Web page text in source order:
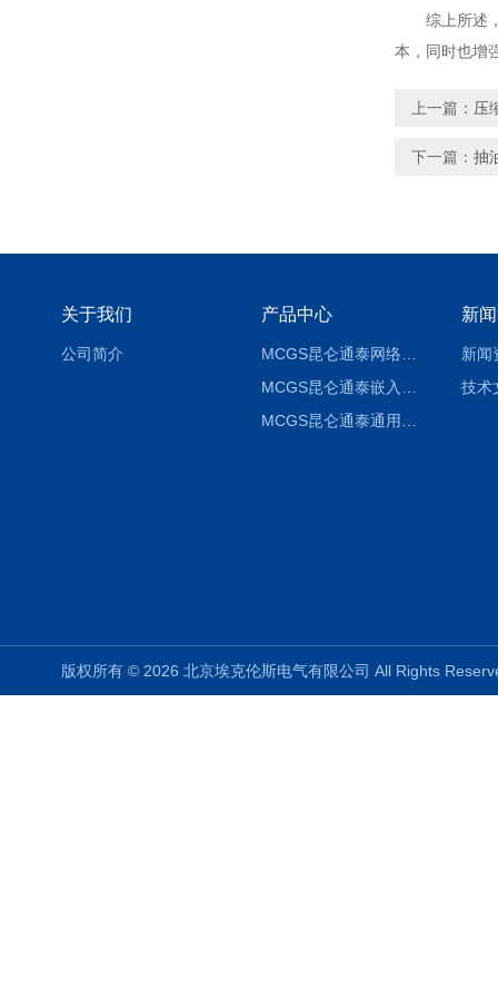
综上所述
本，同时也增
上一篇： 压
下一篇： 抽
关于我们
公司简介
产品中心
MCGS昆仑通泰网络版组态软件报价
新
新闻
技术
版权所有 © 2026 北京埃克伦斯电气有限公司 All Rights